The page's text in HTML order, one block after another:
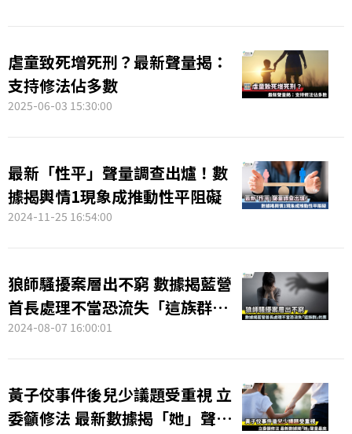
虐童致死增死刑？最新聲量揭：
支持修法佔多數
2025-06-03 15:30:00
最新「性平」聲量調查出爐！數
據揭輿情1現象成推動性平阻礙
2024-11-25 16:54:00
狼師騷擾案層出不窮 數據揭藍營
首長處理不當恐流失「這族群」
的票
2024-08-07 16:00:01
黃子佼事件後兒少議題受重視 立
委籲修法 最新數據揭「她」聲量